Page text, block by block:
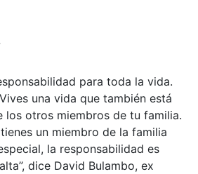
para toda la vida.
una vida que también está
los otros miembros de tu familia.
un miembro de la familia
la responsabilidad es
dice David Bulambo, ex